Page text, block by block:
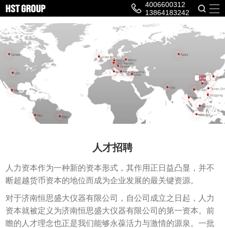
4006600312
13864183242
人才招聘
人力资本作为一种新的资本形式，其作用正日益凸显，并不
断超越货币资本的地位而成为企业发展的最关键资源。
对于济南恒思盛大仪器有限公司，自公司成立之日起，人力
资本就被定义为济南恒思盛大仪器有限公司的第一资本。前
瞻的人才理念也正是我们能够永葆活力与激情的源泉。一批